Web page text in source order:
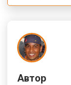
Автор